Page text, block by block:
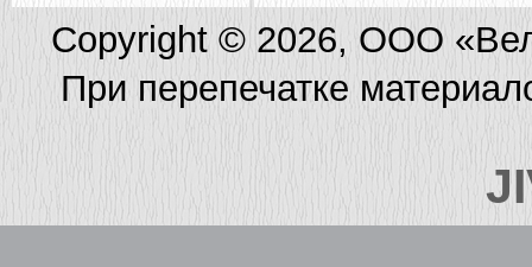
Copyright © 2026, ООО
При перепечатке